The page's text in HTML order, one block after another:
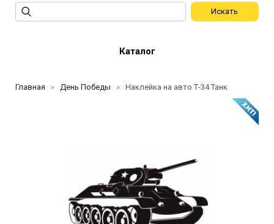
Каталог
Главная День Победы Наклейка на авто Т-34 Танк